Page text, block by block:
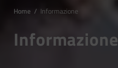
Home / Informazione
Informazione